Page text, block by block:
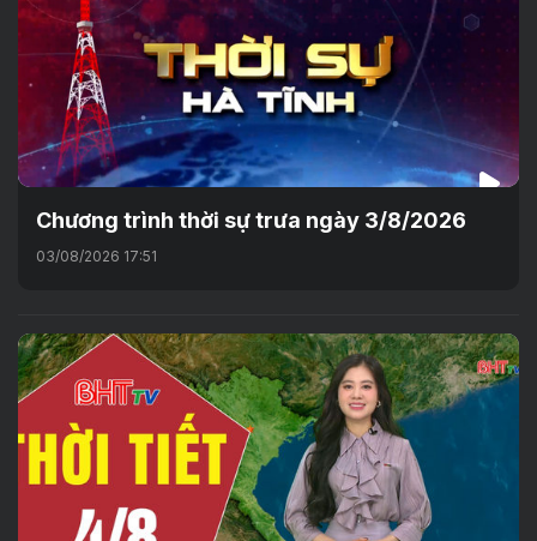
Chương trình thời sự trưa ngày 3/8/2026
03/08/2026 17:51